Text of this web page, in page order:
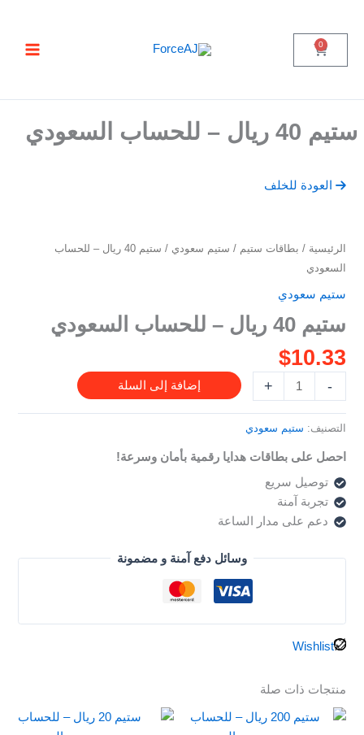
المحتوى0C
ستيم 40 ريال – للحساب السعودي
العودة للخلف
الرئيسية / بطاقات ستيم / ستيم سعودي
/ ستيم 40 ريال – للحساب
السعودي
ستيم سعودي
ستيم 40 ريال – للحساب السعودي
$10.33
-
كمية
ستيم
–
السعودي
+ إضافة إلى السلة
التصنيف: ستيم سعودي
احصل على بطاقات هدايا رقمية بأمان وسرعة!
توصيل سريع
تجربة آمنة
دعم على مدار الساعة
وسائل دفع آمنة و مضمونة
Wishlist
منتجات ذات صلة
جرب ForceAJ الآن 🚀